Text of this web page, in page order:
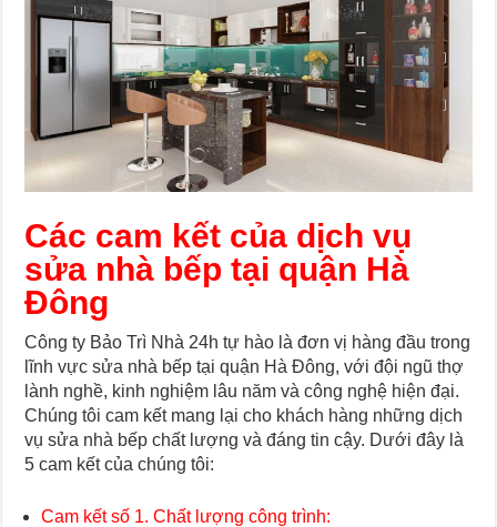
Các cam kết của dịch vụ
sửa nhà bếp tại quận Hà
Đông
Công ty Bảo Trì Nhà 24h tự hào là đơn vị hàng đầu trong
lĩnh vực sửa nhà bếp tại quận Hà Đông, với đội ngũ thợ
lành nghề, kinh nghiệm lâu năm và công nghệ hiện đại.
Chúng tôi cam kết mang lại cho khách hàng những dịch
vụ sửa nhà bếp chất lượng và đáng tin cậy. Dưới đây là
5 cam kết của chúng tôi:
Cam kết số 1. Chất lượng công trình: